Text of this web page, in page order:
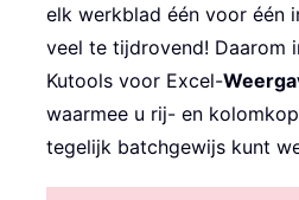
elk werkblad één voor één
veel te tijdrovend! Daarom
Kutools voor Excel-
waarmee u rij- en
tegelijk batchgewijs kunt